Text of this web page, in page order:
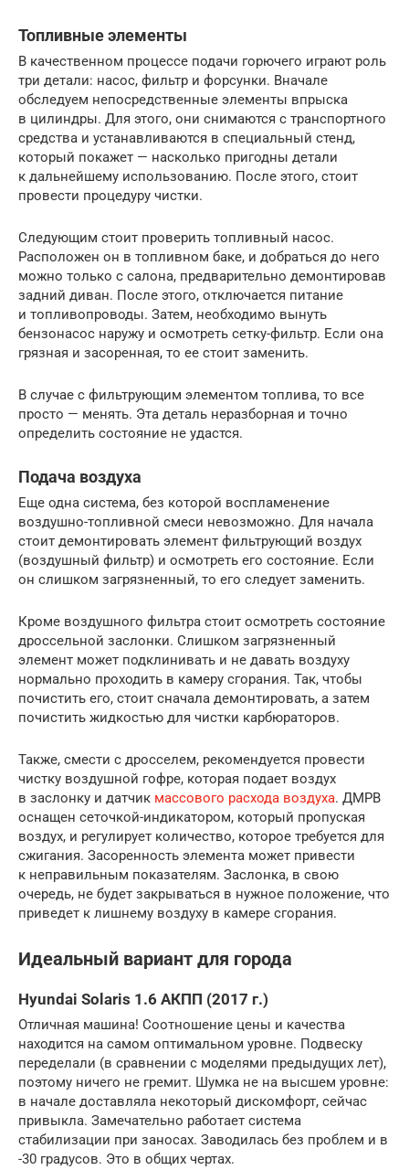
Топливные элементы
В качественном процессе подачи горючего играют роль
три детали: насос, фильтр и форсунки. Вначале
обследуем непосредственные элементы впрыска
в цилиндры. Для этого, они снимаются с транспортного
средства и устанавливаются в специальный стенд,
который покажет — насколько пригодны детали
к дальнейшему использованию. После этого, стоит
провести процедуру чистки.
Следующим стоит проверить топливный насос.
Расположен он в топливном баке, и добраться до него
можно только с салона, предварительно демонтировав
задний диван. После этого, отключается питание
и топливопроводы. Затем, необходимо вынуть
бензонасос наружу и осмотреть сетку-фильтр. Если она
грязная и засоренная, то ее стоит заменить.
В случае с фильтрующим элементом топлива, то все
просто — менять. Эта деталь неразборная и точно
определить состояние не удастся.
Подача воздуха
Еще одна система, без которой воспламенение
воздушно-топливной смеси невозможно. Для начала
стоит демонтировать элемент фильтрующий воздух
(воздушный фильтр) и осмотреть его состояние. Если
он слишком загрязненный, то его следует заменить.
Кроме воздушного фильтра стоит осмотреть состояние
дроссельной заслонки. Слишком загрязненный
элемент может подклинивать и не давать воздуху
нормально проходить в камеру сгорания. Так, чтобы
почистить его, стоит сначала демонтировать, а затем
почистить жидкостью для чистки карбюраторов.
Также, смести с дросселем, рекомендуется провести
чистку воздушной гофре, которая подает воздух
в заслонку и датчик массового расхода воздуха. ДМРВ
оснащен сеточкой-индикатором, который пропуская
воздух, и регулирует количество, которое требуется для
сжигания. Засоренность элемента может привести
к неправильным показателям. Заслонка, в свою
очередь, не будет закрываться в нужное положение, что
приведет к лишнему воздуху в камере сгорания.
Идеальный вариант для города
Hyundai Solaris 1.6 АКПП (2017 г.)
Отличная машина! Соотношение цены и качества
находится на самом оптимальном уровне. Подвеску
переделали (в сравнении с моделями предыдущих лет),
поэтому ничего не гремит. Шумка не на высшем уровне:
в начале доставляла некоторый дискомфорт, сейчас
привыкла. Замечательно работает система
стабилизации при заносах. Заводилась без проблем и в
-30 градусов. Это в общих чертах.